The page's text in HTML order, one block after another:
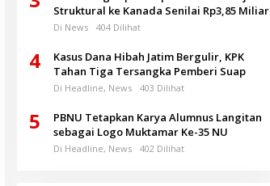
Struktural ke Kanada Senilai Rp3,85 Miliar
Di News 404 Dilihat
4
Kasus Dana Hibah Jatim Bergulir, KPK
Tahan Tiga Tersangka Pemberi Suap
Di Headline, News 403 Dilihat
5
PBNU Tetapkan Karya Alumnus Langitan
sebagai Logo Muktamar Ke-35 NU
Di Headline, News 402 Dilihat